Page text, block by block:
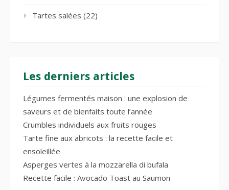
Tartes salées (22)
Les derniers articles
Légumes fermentés maison : une explosion de
saveurs et de bienfaits toute l’année
Crumbles individuels aux fruits rouges
Tarte fine aux abricots : la recette facile et
ensoleillée
Asperges vertes à la mozzarella di bufala
Recette facile : Avocado Toast au Saumon